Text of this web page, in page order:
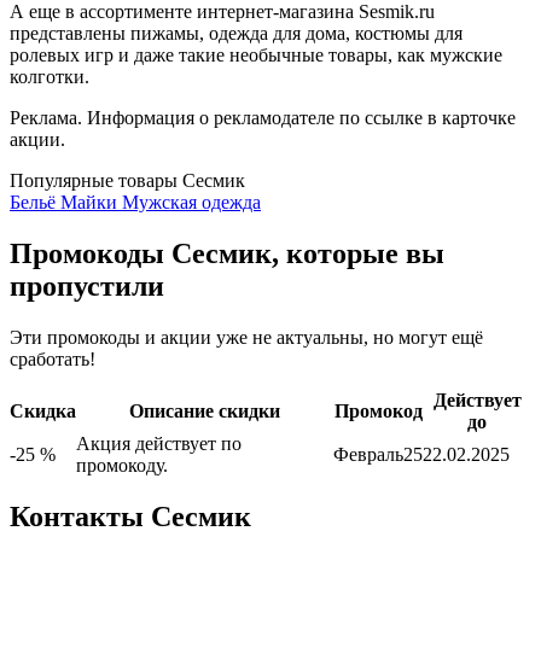
А еще в ассортименте интернет-магазина Sesmik.ru
представлены пижамы, одежда для дома, костюмы для
ролевых игр и даже такие необычные товары, как мужские
колготки.
Реклама. Информация о рекламодателе по ссылке в карточке
акции.
Популярные товары Сесмик
Бельё Майки Мужская одежда
Промокоды Сесмик, которые вы
пропустили
Эти промокоды и акции уже не актуальны, но могут ещё
сработать!
Скидка Описание скидки Промокод
Действует
до
-25 %
Акция действует по
промокоду.
Февраль2522.02.2025
Контакты Сесмик